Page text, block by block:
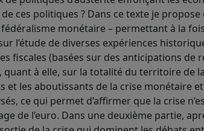
ces politiques ? Dans ce texte je
monétaire – permettant à la
l’étude de diverses expériences
fiscales (basées sur des anticipations de
à elle, sur la totalité du territoire de
les aboutissants de la crise monétaire
ce qui permet d’affirmer que la crise
de l’euro. Dans une deuxième partie,